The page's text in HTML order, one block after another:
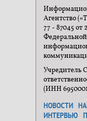
Агентство
77 - 87045 от
Федеральной
Учредитель
(ИНН
НОВОСТИ
ИНТЕРВЬЮ